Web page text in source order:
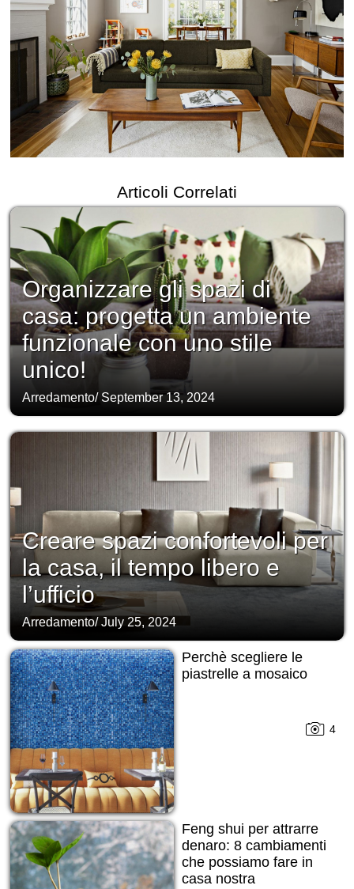
Articoli Correlati
Organizzare gli spazi di
casa: progetta un ambiente
funzionale con uno stile
unico!
Arredamento/ September 13, 2024
Creare spazi confortevoli per
la casa, il tempo libero e
l’ufficio
Arredamento/July 25, 2024
Perchè scegliere le
piastrelle a mosaico
4
Feng shui per attrarre
denaro: 8 cambiamenti
che possiamo fare in
casa nostra